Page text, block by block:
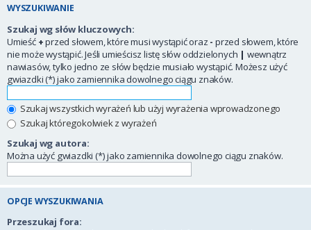
WYSZUKIWANIE
Szukaj wg słów kluczowych:
Umieść +przed słowem, które musi wystąpić oraz - przed słowem, które
nie może wystąpić. Jeśli umieścisz listę słów oddzielonych | wewnątrz
nawiasów, tylko jedno ze słów będzie musiało wystąpić. Możesz użyć
gwiazdki (*) jako zamiennika dowolnego ciągu znaków.
Szukaj wszystkich wyrażeń lub użyj wyrażenia wprowadzonego
Szukaj któregokolwiek z wyrażeń
Szukaj wg autora:
Można użyć gwiazdki (*) jako zamiennika dowolnego ciągu znaków.
OPCJE WYSZUKIWANIA
Przeszukaj fora: